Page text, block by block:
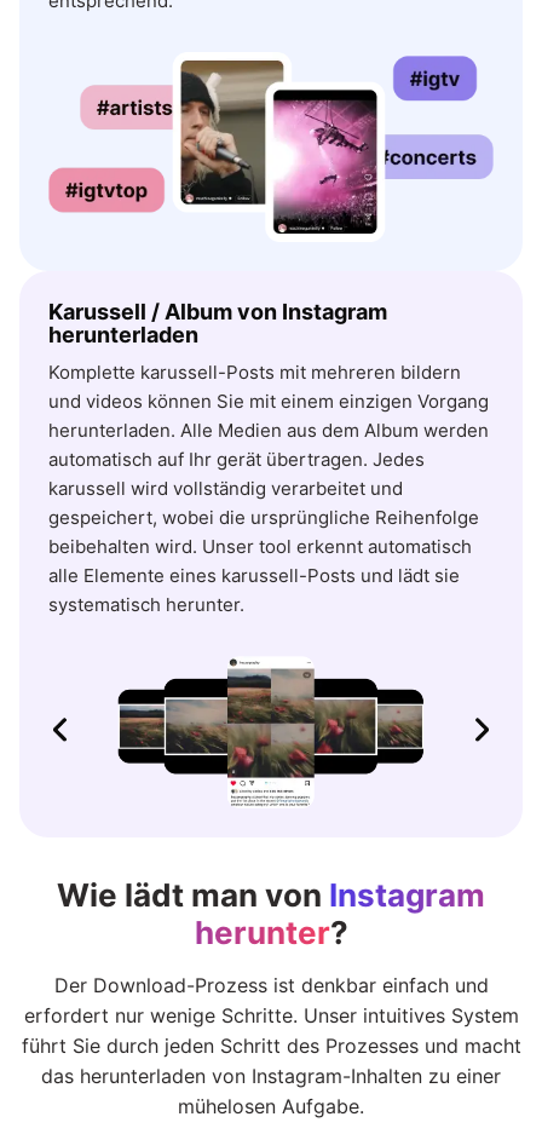
Karussell / Album von Instagram
herunterladen
Komplette karussell-Posts mit mehreren bildern
und videos können Sie mit einem einzigen Vorgang
herunterladen. Alle Medien aus dem Album werden
automatisch auf Ihr gerät übertragen. Jedes
karussell wird vollständig verarbeitet und
gespeichert, wobei die ursprüngliche Reihenfolge
beibehalten wird. Unser tool erkennt automatisch
alle Elemente eines karussell-Posts und lädt sie
systematisch herunter.
Wie lädt man von Instagram
herunter?
Der Download-Prozess ist denkbar einfach und
erfordert nur wenige Schritte. Unser intuitives System
führt Sie durch jeden Schritt des Prozesses und macht
das herunterladen von Instagram-Inhalten zu einer
mühelosen Aufgabe.